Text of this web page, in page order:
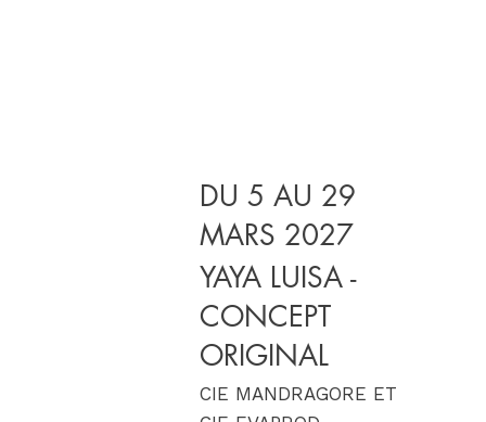
DU 5 AU 29
MARS 2027
YAYA LUISA -
CONCEPT
ORIGINAL
CIE MANDRAGORE ET